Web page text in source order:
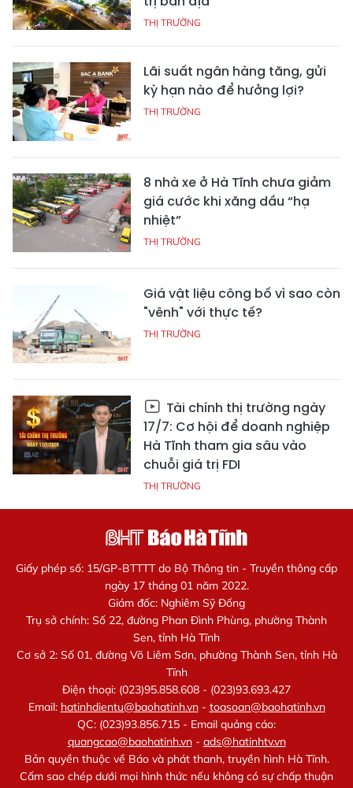
THỊ TRƯỜNG
Lãi suất ngân hàng tăng, gửi
kỳ hạn nào để hưởng lợi?
THỊ TRƯỜNG
8 nhà xe ở Hà Tĩnh chưa giảm
giá cước khi xăng dầu “hạ
nhiệt”
THỊ TRƯỜNG
Giá vật liệu công bố vì sao còn
"vênh" với thực tế?
THỊ TRƯỜNG
Tài chính thị trường ngày
17/7: Cơ hội để doanh nghiệp
Hà Tĩnh tham gia sâu vào
chuỗi giá trị FDI
THỊ TRƯỜNG
Giấy phép số: 15/GP-BTTTT do Bộ Thông tin - Truyền thông cấp
ngày 17 tháng 01 năm 2022.
Giám đốc: Nghiêm Sỹ Đống
Trụ sở chính: Số 22, đường Phan Đình Phùng, phường Thành
Sen, tỉnh Hà Tĩnh
Cơ sở 2: Số 01, đường Võ Liêm Sơn, phường Thành Sen, tỉnh Hà
Tĩnh
Điện thoại: (023)95.858.608 - (023)93.693.427
Email: hatinhdientu@baohatinh.vn- toasoan@baohatinh.vn
QC: (023)93.856.715 - Email quảng cáo:
quangcao@baohatinh.vn- ads@hatinhtv.vn
Bản quyền thuộc về Báo và phát thanh, truyền hình Hà Tĩnh.
Cấm sao chép dưới mọi hình thức nếu không có sự chấp thuận